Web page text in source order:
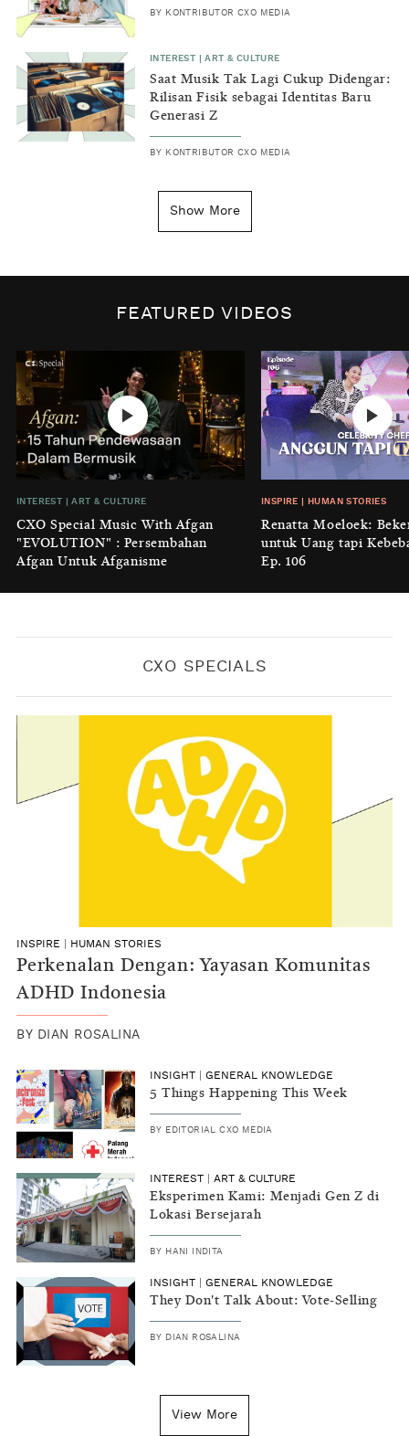
BY KONTRIBUTOR CXO MEDIA
INTEREST |ART & CULTURE
Saat Musik Tak Lagi Cukup Didengar:
Rilisan Fisik sebagai Identitas Baru
Generasi Z
BY KONTRIBUTOR CXO MEDIA
Kenapa Tahun Baru Ditandai pada
Biaya Tersembunyi dari Insecurity
KONTRIBUTOR CXO MEDIA
INTEREST|HOME
No Place Like: Camping Ground
Cidulang
KONTRIBUTOR CXO MEDIA
GENERAL KNOWLEDGE
Luruhnya Daun Terakhir: Kala
'Benteng Alam' yang Tak Lagi Bisa
Melindungi
BYKONTRIBUTOR CXO MEDIA
Show More
FEATURED VIDEOS
INTEREST |ART & CULTURE
CXO Special Music With Afgan
"EVOLUTION" : Persembahan
Afgan Untuk Afganisme
INSPIRE HUMAN STORIES
Renatta Moeloek:
untuk Uang tapi
Ep. 106
CXO SPECIALS
INSPIRE HUMAN STORIES
Perkenalan Dengan: Yayasan Komunitas
ADHD Indonesia
BY DIAN ROSALINA
INSIGHT GENERAL KNOWLEDGE
5 Things Happening This Week
BY EDITORIAL CXO MEDIA
INTEREST ART & CULTURE
Eksperimen Kami: Menjadi Gen Z di
Lokasi Bersejarah
BY HANI INDITA
INSIGHT GENERAL KNOWLEDGE
They Don't Talk About: Vote-Selling
BY DIAN ROSALINA
View More